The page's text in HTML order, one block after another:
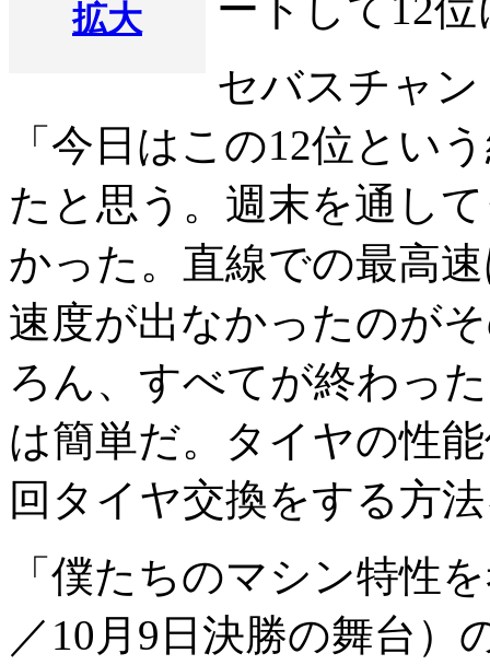
拡大
セバスチャ
「今日はこの12位とい
たと思う。週末を通し
かった。直線での最高
速度が出なかったのが
ろん、すべてが終わっ
は簡単だ。タイヤの性
回タイヤ交換をする方
「僕たちのマシン特性
／10月9日決勝の舞台